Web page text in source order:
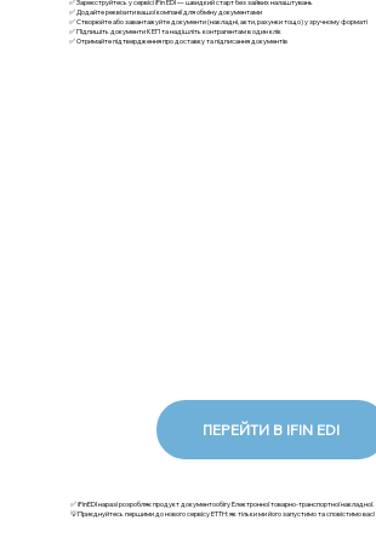
✅ Зареєструйтесь у сервісі iFin EDI — швидкий старт без зайвих налаштувань
✅ Додайте реквізити вашої компанії для обміну документами
✅ Створюйте або завантажуйте документи (накладні, акти, рахунки тощо) у зручному форматі
✅ Підпишіть документи КЕП та надішліть контрагентам в один клік
✅ Отримайте підтвердження про доставку та підписання документів
ПЕРЕЙТИ В IFIN EDI
✅ iFinEDI наразі розробляє продукт документообігу Електронної товарно-транспортної накладної.
💡Приєднуйтесь першими до нового сервісу ЕТТН: як тільки ми його запустимо та сповістимо вас!